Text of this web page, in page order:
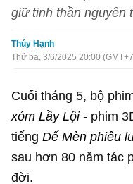
giữ tinh thần nguyên
Thúy Hạnh
Thứ ba, 3/6/2025 20:00
Cuối tháng 5, bộ
xóm Lầy Lội- phim
tiếngDế Mèn phiêu
sau hơn 80 năm tác
đời.